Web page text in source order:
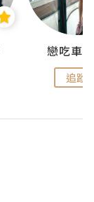
戀吃車
追蹤